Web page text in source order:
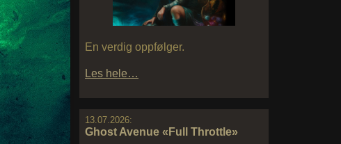
En verdig oppfølger.
Les hele…
13.07.2026:
Ghost Avenue «Full Throttle»